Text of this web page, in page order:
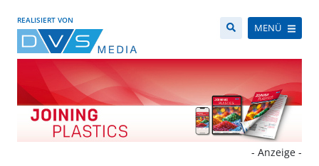
REALISIERT VON
MENÜ
- Anzeige -